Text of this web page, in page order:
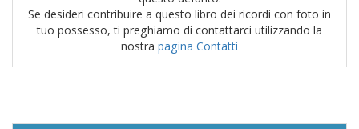
Se desideri contribuire a questo libro dei ricordi con foto in
tuo possesso, ti preghiamo di contattarci utilizzando la
nostra pagina Contatti